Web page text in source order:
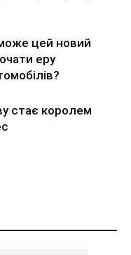
цей новий
еру
стає королем